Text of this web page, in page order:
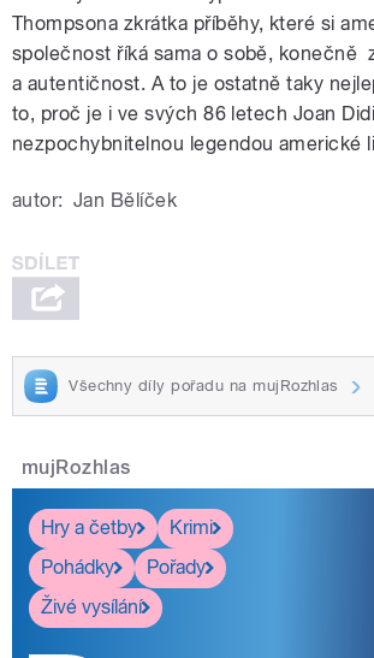
Thompsona zkrátka příběhy, které si
společnost říká sama o sobě, konečně
a autentičnost. A to je ostatně taky
to, proč je i ve svých 86 letech Joan
nezpochybnitelnou legendou americké
autor: Jan Bělíček
Všechny díly pořadu na mujRozhlas
mujRozhlas
Hry a četby
Krimi
Pohádky
Pořady
Živé vysílání